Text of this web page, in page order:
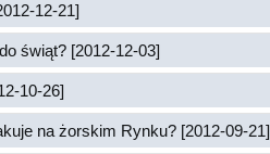
12-21]
świąt? [2012-12-03]
10-26]
na żorskim Rynku? [2012-09-21]